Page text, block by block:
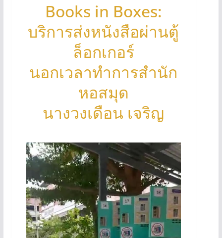
Books in Boxes:
บริการส่งหนังสือผ่านตู้
ล็อกเกอร์
นอกเวลาทำการสำนัก
หอสมุด
นางวงเดือน เจริญ